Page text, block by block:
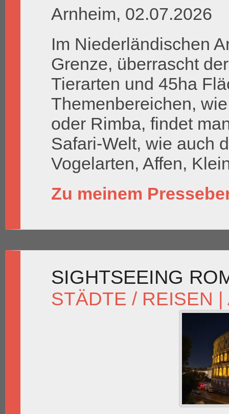
Arnheim, 02.07.2026
Im Niederländischen
Grenze, überrascht
Tierarten und 45ha
Themenbereichen,
oder Rimba, findet
Safari-Welt, wie auch
Vogelarten, Affen,
Zu meinem
SIGHTSEEING
STÄDTE / REISEN